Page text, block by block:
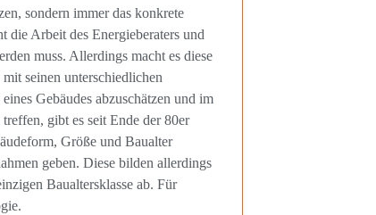
sondern immer das konkrete
die Arbeit des Energieberaters und
muss. Allerdings macht es diese
seinen unterschiedlichen
Gebäudes abzuschätzen und im
gibt es seit Ende der 80er
Größe und Baualter
geben. Diese bilden allerdings
Baualtersklasse ab. Für